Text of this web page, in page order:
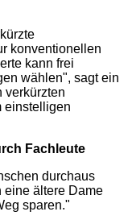
konventionellen
kann frei
wählen", sagt ein
verkürzten
einstelligen
Fachleute
durchaus
eine ältere Dame
sparen."